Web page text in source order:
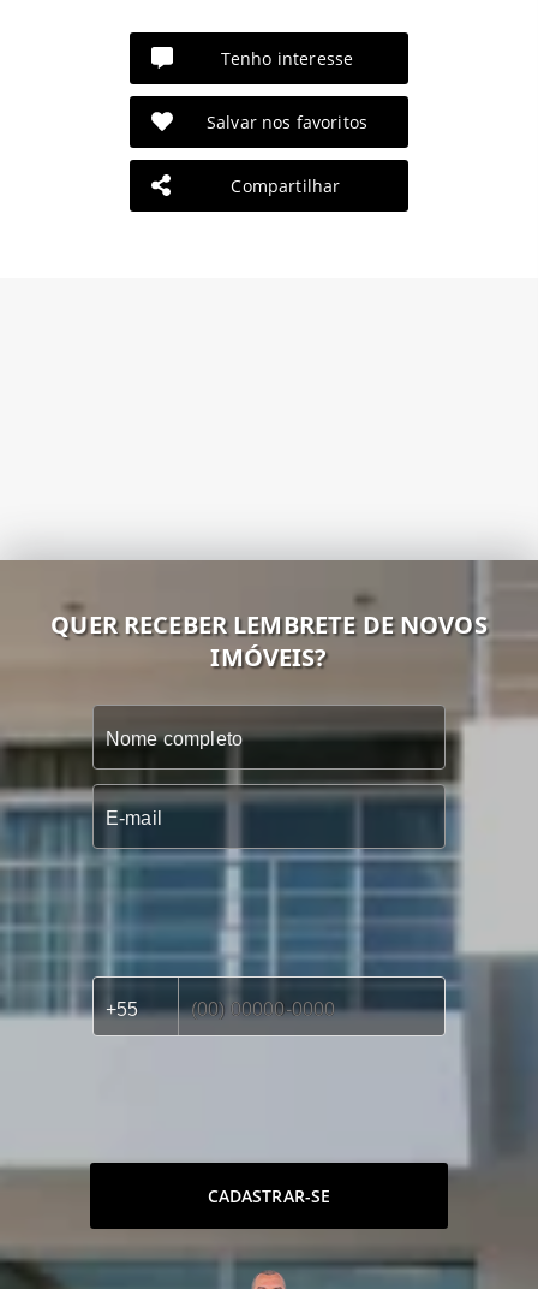
Tenho interesse
Salvar nos favoritos
Compartilhar
QUER RECEBER LEMBRETE DE NOVOS
IMÓVEIS?
CADASTRAR-SE